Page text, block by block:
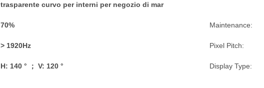
trasparente curvo per interni per negozio di mar
70% Maintenance:
> 1920Hz Pixel Pitch:
H: 140 ° ； V: 120 ° Display Type: